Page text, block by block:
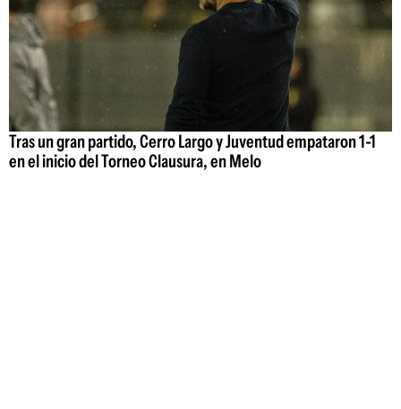
Tras un gran partido, Cerro Largo y Juventud empataron 1-1
en el inicio del Torneo Clausura, en Melo